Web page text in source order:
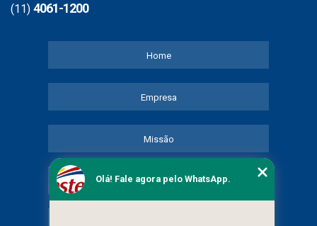
(11) 4061-1200
Home
Empresa
Missão
Serviços
Olá! Fale agora pelo WhatsApp.